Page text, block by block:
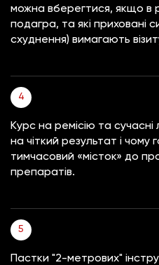
можна вберегтися, якщо в
подагра, та які приховані
схуднення) вимагають
Курс на ремісію та сучасні
на чіткий результат і
тимчасовий «місток» до
препаратів.
Пастки "2-метрових"